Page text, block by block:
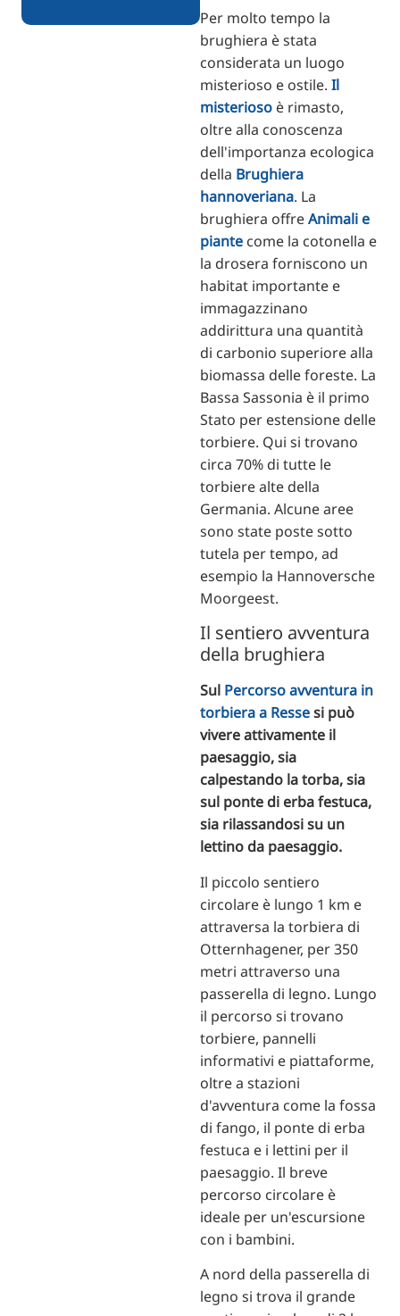
Per molto tempo la
brughiera è stata
considerata un luogo
misterioso e ostile. Il
misterioso è rimasto,
oltre alla conoscenza
dell'importanza ecologica
della Brughiera
hannoveriana. La
brughiera offreAnimali e
piante come la cotonella e
la drosera forniscono un
habitat importante e
immagazzinano
addirittura una quantità
di carbonio superiore alla
biomassa delle foreste. La
Bassa Sassonia è il primo
Stato per estensione delle
torbiere. Qui si trovano
circa 70% di tutte le
torbiere alte della
Germania. Alcune aree
sono state poste sotto
tutela per tempo, ad
esempio la Hannoversche
Moorgeest.
Il sentiero avventura
della brughiera
Sul Percorso avventura in
torbiera a Ressesi può
vivere attivamente il
paesaggio, sia
calpestando la torba, sia
sul ponte di erba festuca,
sia rilassandosi su un
lettino da paesaggio.
Il piccolo sentiero
circolare è lungo 1 km e
attraversa la torbiera di
Otternhagener, per 350
metri attraverso una
passerella di legno. Lungo
il percorso si trovano
torbiere, pannelli
informativi e piattaforme,
oltre a stazioni
d'avventura come la fossa
di fango, il ponte di erba
festuca e i lettini per il
paesaggio. Il breve
percorso circolare è
ideale per un'escursione
con i bambini.
A nord della passerella di
legno si trova il grande